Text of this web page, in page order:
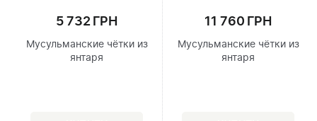
5 732 ГРН
Мусульманские чётки из
янтаря
11 760 ГРН
Мусульманские чётки из
янтаря